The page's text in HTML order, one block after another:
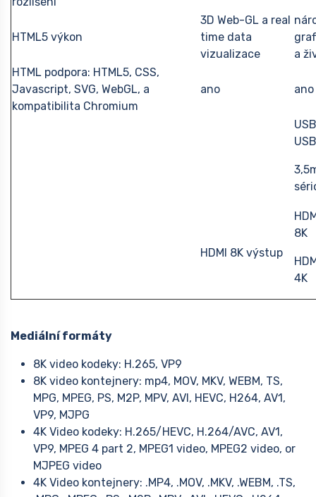
HTML5 výkon
3D Web-GL a real
time data
vizualizace
a
HTML podpora: HTML5, CSS,
Javascript, SVG, WebGL, a
kompatibilita Chromium
ano ano
HDMI 8K výstup
8K
4K
Mediální formáty
8K video kodeky: H.265, VP9
8K video kontejnery: mp4, MOV, MKV, WEBM, TS,
MPG, MPEG, PS, M2P, MPV, AVI, HEVC, H264, AV1,
VP9, MJPG
4K Video kodeky: H.265/HEVC, H.264/AVC, AV1,
VP9, MPEG 4 part 2, MPEG1 video, MPEG2 video, or
MJPEG video
4K Video kontejnery: .MP4, .MOV, .MKV, .WEBM, .TS,